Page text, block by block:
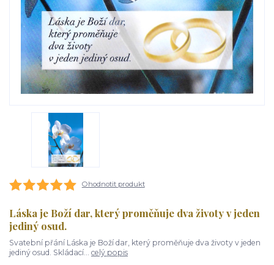
Ohodnotit produkt
Láska je Boží dar, který proměňuje dva životy v jeden
jediný osud.
Svatební přání Láska je Boží dar, který proměňuje dva životy v jeden
jediný osud. Skládací... celý popis